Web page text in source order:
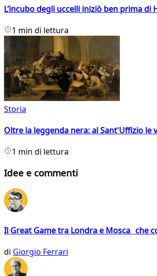
L’incubo degli uccelli iniziò ben prima di
1 min di lettura
Storia
Oltre la leggenda nera: al Sant'Uffizio le
1 min di lettura
Idee e commenti
Il Great Game tra Londra e Mosca che
di Giorgio Ferrari